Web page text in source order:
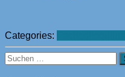
Categories:
Suchen
nach: